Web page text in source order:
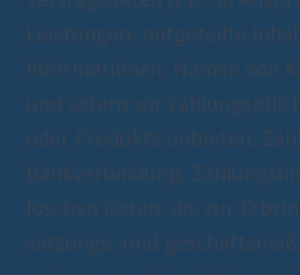
Leistungen, mitgeteilte
Informationen, Namen von
und sofern wir
oder Produkte anbieten,
Bankverbindung,
löschen Daten, die zur
satzungs- und